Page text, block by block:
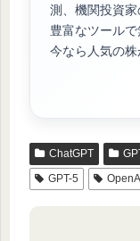
測、機関投資家
豊富なツールで
今なら人気の
ChatGPT
GPT-5
OpenAI